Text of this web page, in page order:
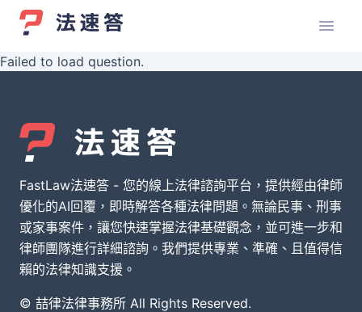
Failed to load question.
FastLaw法速答 - 您的線上法律諮詢平台，提供經由律師
優化的AI回覆，即時解答各種法律問題。無論民事、刑事
或家事案件，讓您快速掌握法律基礎觀念，並可進一步和
律師團隊進行詳細諮詢。我們提供專業、準確、且值得信
賴的法律知識支援。
© 喆律法律事務所 All Rights Reserved.